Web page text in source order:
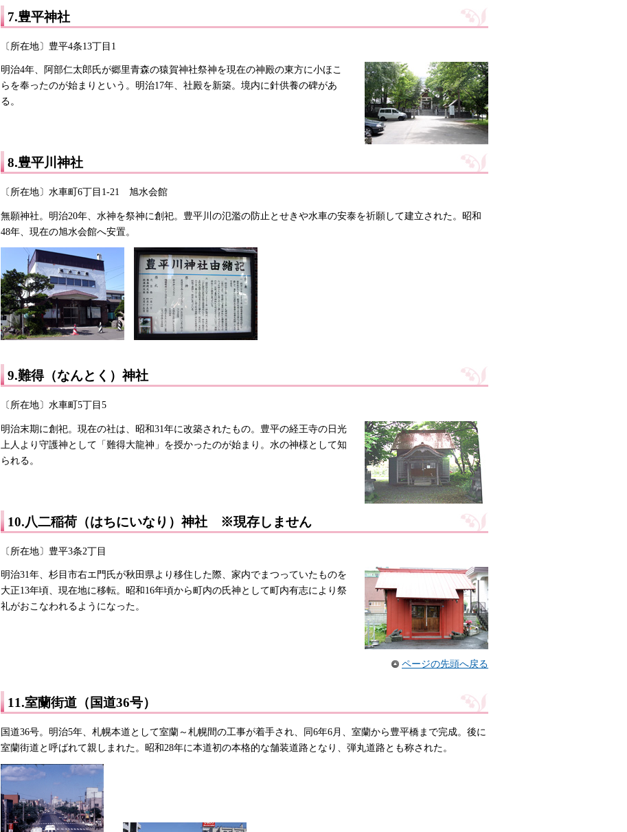
7.豊平神社
〔所在地〕豊平4条13丁目1
明治4年、阿部仁太郎氏が郷里青森の猿賀神社祭神を現在の神殿の東方に小ほこ
らを奉ったのが始まりという。明治17年、社殿を新築。境内に針供養の碑があ
る。
8.豊平川神社
〔所在地〕水車町6丁目1-21 旭水会館
無願神社。明治20年、水神を祭神に創祀。豊平川の氾濫の防止とせきや水車の安泰を祈願して建立された。昭和
48年、現在の旭水会館へ安置。
9.難得（なんとく）神社
〔所在地〕水車町5丁目5
明治末期に創祀。現在の社は、昭和31年に改築されたもの。豊平の経王寺の日光
上人より守護神として「難得大龍神」を授かったのが始まり。水の神様として知
られる。
10.八二稲荷（はちにいなり）神社 ※現存しません
〔所在地〕豊平3条2丁目
明治31年、杉目市右エ門氏が秋田県より移住した際、家内でまつっていたものを
大正13年頃、現在地に移転。昭和16年頃から町内の氏神として町内有志により祭
礼がおこなわれるようになった。
ページの先頭へ戻る
11.室蘭街道（国道36号）
国道36号。明治5年、札幌本道として室蘭～札幌間の工事が着手され、同6年6月、室蘭から豊平橋まで完成。後に
室蘭街道と呼ばれて親しまれた。昭和28年に本道初の本格的な舗装道路となり、弾丸道路とも称された。